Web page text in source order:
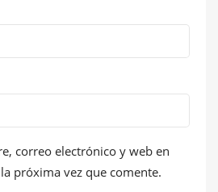
correo electrónico y web en
próxima vez que comente.